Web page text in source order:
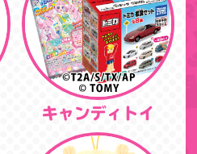
キャンディトイ